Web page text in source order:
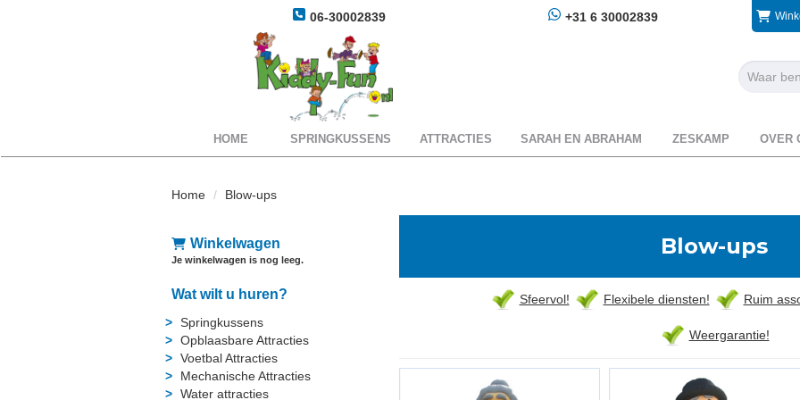
06-30002839 +31 6 30002839
HOME SPRINGKUSSENS ATTRACTIES SARAH EN ABRAHAM ZESKAMP OVER
Home Blow-ups
Winkelwagen
Je winkelwagen is nog leeg.
Wat wilt u huren?
Springkussens
Opblaasbare Attracties
Voetbal Attracties
Mechanische Attracties
Water attracties
Blow-ups
Sfeervol! Flexibele diensten! Ruim
Weergarantie!